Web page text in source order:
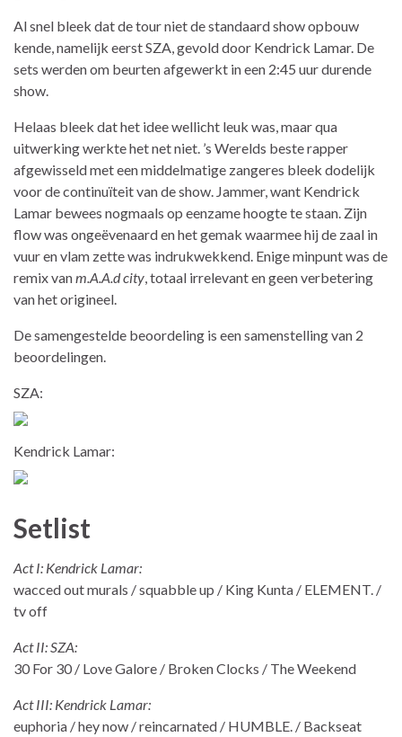
Al snel bleek dat de tour niet de standaard show opbouw
kende, namelijk eerst SZA, gevold door Kendrick Lamar. De
sets werden om beurten afgewerkt in een 2:45 uur durende
show.
Helaas bleek dat het idee wellicht leuk was, maar qua
uitwerking werkte het net niet. ’s Werelds beste rapper
afgewisseld met een middelmatige zangeres bleek dodelijk
voor de continuïteit van de show. Jammer, want Kendrick
Lamar bewees nogmaals op eenzame hoogte te staan. Zijn
flow was ongeëvenaard en het gemak waarmee hij de zaal in
vuur en vlam zette was indrukwekkend. Enige minpunt was de
remix vanm.A.A.d city, totaal irrelevant en geen verbetering
van het origineel.
De samengestelde beoordeling is een samenstelling van 2
beoordelingen.
SZA:
Kendrick Lamar:
Setlist
Act I: Kendrick Lamar:
wacced out murals / squabble up / King Kunta / ELEMENT. /
tv off
Act II: SZA:
30 For 30 / Love Galore / Broken Clocks / The Weekend
Act III: Kendrick Lamar:
euphoria / hey now / reincarnated / HUMBLE. / Backseat